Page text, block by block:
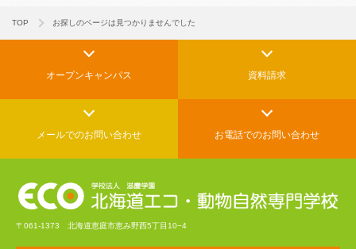
TOP お探しのページは見つかりませんでした
オープンキャンパス 資料請求
メールでのお問い合わせ お電話でのお問い合わせ
〒061-1373 北海道恵庭市恵み野西5丁目10−4